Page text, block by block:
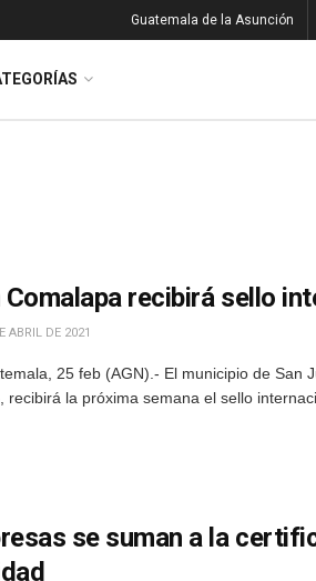
Guatemala de la Asunción
Comalapa recibirá sello
ABRIL DE 2021
25 feb (AGN).- El municipio de San
recibirá la próxima semana el sello
se suman a la